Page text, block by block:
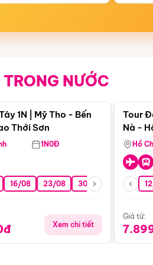
NƯỚC
Điểm nổi bật
1N | Mỹ Tho - Bến
Thới Sơn
1N0Đ
16/08 23/08 30/08 06/09
Xem chi tiết
Tour
Nà -
Nha
Hồ
Giá từ: